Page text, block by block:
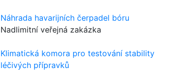
Náhrada havarijních čerpadel bóru
Nadlimitní veřejná zakázka
Klimatická komora pro testování stability
léčivých přípravků